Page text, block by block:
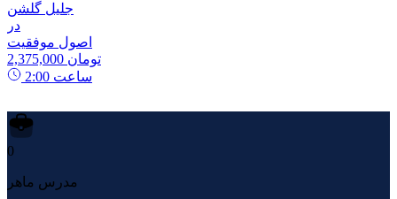
جلیل گلشن
در
اصول موفقیت
2,375,000 تومان
2:00 ساعت
0
مدرس ماهر